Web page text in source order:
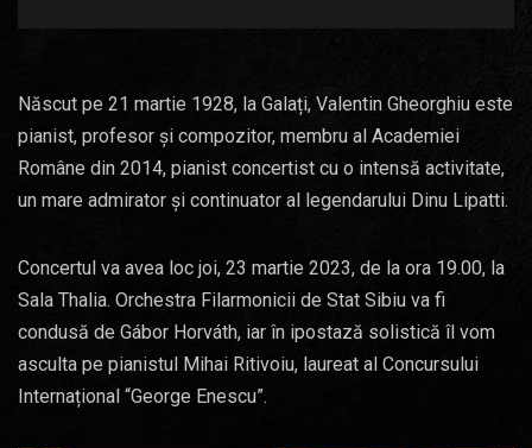
Născut pe 21 martie 1928, la Galați, Valentin Gheorghiu este
pianist, profesor și compozitor, membru al Academiei
Române din 2014, pianist concertist cu o intensă activitate,
un mare admirator și continuator al legendarului Dinu Lipatti.
Concertul va avea loc joi, 23 martie 2023, de la ora 19.00, la
Sala Thalia. Orchestra Filarmonicii de Stat Sibiu va fi
condusă de Gábor Horváth, iar în ipostază solistică îl vom
asculta pe pianistul Mihai Ritivoiu, laureat al Concursului
Internațional “George Enescu”.